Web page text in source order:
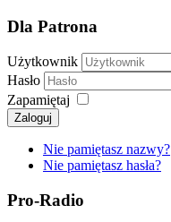
Dla Patrona
Użytkownik
Hasło
Zapamiętaj
Zaloguj
Nie pamiętasz nazwy?
Nie pamiętasz hasła?
Pro-Radio